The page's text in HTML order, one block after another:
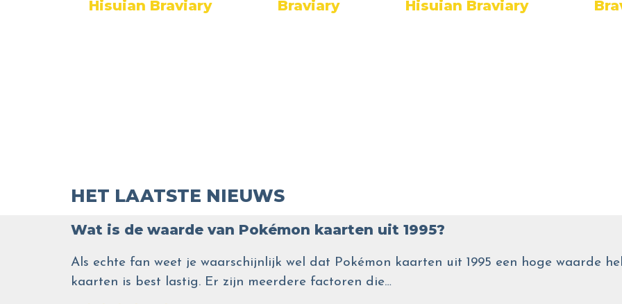
Hisuian Braviary Braviary Hisuian Braviary
HET LAATSTE NIEUWS
Wat is de waarde van Pokémon kaarten uit 1995?
Als echte fan weet je waarschijnlijk wel dat Pokémon kaarten uit 1995 een hoge waarde
kaarten is best lastig. Er zijn meerdere factoren die…